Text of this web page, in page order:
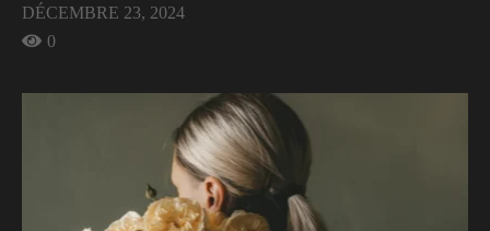
DÉCEMBRE 23, 2024
0